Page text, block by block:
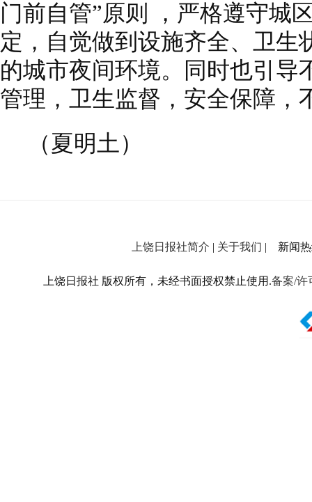
门前自管”原则 ，严格遵守城
定，自觉做到设施齐全、卫生
的城市夜间环境。同时也引导
管理，卫生监督，安全保障，
（夏明土）
上饶日报社简介 | 关于我们 | 新闻热
上饶日报社 版权所有，未经书面授权禁止使用.备案/许